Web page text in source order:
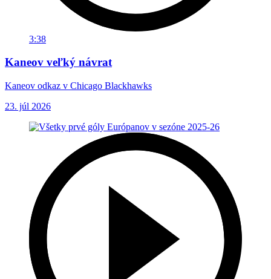
3:38
Kaneov veľký návrat
Kaneov odkaz v Chicago Blackhawks
23. júl 2026